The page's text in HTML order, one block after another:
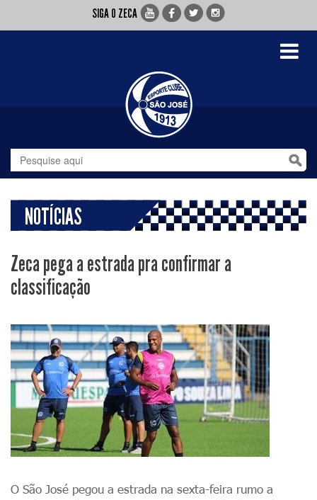
SIGA O ZECA
Toggle
NOTÍCIAS
Zeca pega a estrada pra confirmar a
classificação
O São José pegou a estrada na sexta-feira rumo a